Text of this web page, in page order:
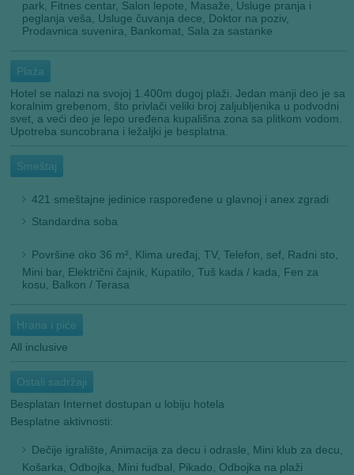
park, Fitnes centar, Salon lepote, Masaže, Usluge pranja i
peglanja veša, Usluge čuvanja dece, Doktor na poziv,
Prodavnica suvenira, Bankomat, Sala za sastanke
Plaža
Hotel se nalazi na svojoj 1.400m dugoj plaži. Jedan manji deo je sa
koralnim grebenom, što privlači veliki broj zaljubljenika u podvodni
svet, a veći deo je lepo uređena kupališna zona sa plitkom vodom.
Upotreba suncobrana i ležaljki je besplatna.
Smeštaj
421 smeštajne jedinice raspoređene u glavnoj i anex zgradi
Standardna soba
Površine oko 36 m², Klima uređaj, TV, Telefon, sef, Radni sto,
Mini bar, Električni čajnik, Kupatilo, Tuš kada / kada, Fen za
kosu, Balkon / Terasa
Hrana i piće
All inclusive
Ostali sadržaji
Besplatan Internet dostupan u lobiju hotela
Besplatne aktivnosti:
Dečije igralište, Animacija za decu i odrasle, Mini klub za decu,
Košarka, Odbojka, Mini fudbal, Pikado, Odbojka na plaži